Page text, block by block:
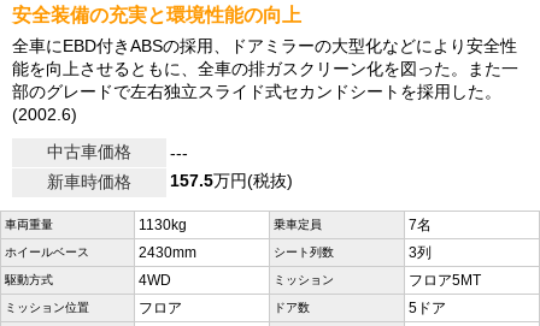
安全装備の充実と環境性能の向上
全車にEBD付きABSの採用、ドアミラーの大型化などにより安全性
能を向上させるともに、全車の排ガスクリーン化を図った。また一
部のグレードで左右独立スライド式セカンドシートを採用した。
(2002.6)
中古車価格
---
新車時価格
157.5万円(税抜)
車両重量 1130kg 乗車定員 7名
ホイールベース 2430mm シート列数 3列
駆動方式 4WD ミッション フロア5MT
ミッション位置 フロア ドア数 5ドア